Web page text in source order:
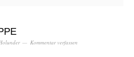
Kommentar verfassen